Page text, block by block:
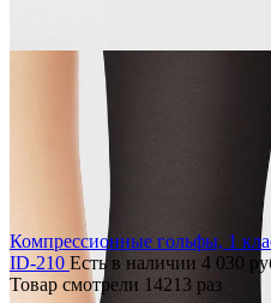
Компрессионные гольфы, 1
ID-210 Есть в наличии 4 030
Товар смотрели 14213 раз